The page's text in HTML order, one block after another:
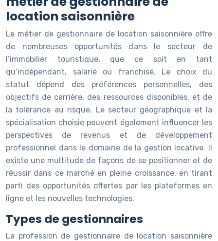
location saisonnière
Le métier de gestionnaire de location saisonnière offre
de nombreuses opportunités dans le secteur de
l’immobilier touristique, que ce soit en tant
qu’indépendant, salarié ou franchisé. Le choix du
statut dépend des préférences personnelles, des
objectifs de carrière, des ressources disponibles, et de
la tolérance au risque. Le secteur géographique et la
spécialisation choisie peuvent également influencer les
perspectives de revenus et de développement
professionnel dans le domaine de la gestion locative. Il
existe une multitude de façons de se positionner et de
réussir dans ce marché en pleine croissance, en tirant
parti des opportunités offertes par les plateformes en
ligne et les nouvelles technologies.
Types de gestionnaires
La profession de gestionnaire de location saisonnière